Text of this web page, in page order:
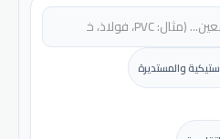
والمستديرة